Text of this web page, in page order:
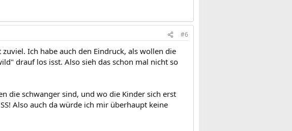
#6
Ich habe auch den Eindruck, als wollen die
drauf los isst. Also sieh das schon mal nicht so
die schwanger sind, und wo die Kinder sich erst
Also auch da würde ich mir überhaupt keine